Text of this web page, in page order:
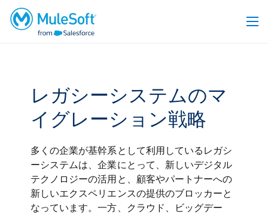
レガシーシステムのマ
イグレーション戦略
多くの企業が基幹系として利用しているレガシ
ーシステムは、企業にとって、新しいデジタル
テクノロジーの活用と、顧客やパートナーへの
新しいエクスペリエンスの提供のブロッカーと
なっています。一方、クラウド、ビッグデー